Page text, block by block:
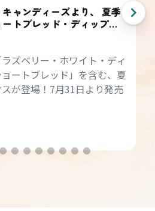
ャンディーズより、 夏季
トブレッド・ディップ
ズベリー・ホワイト・ディ
ートブレッド」を含む、夏
が登場！7月31日より発売